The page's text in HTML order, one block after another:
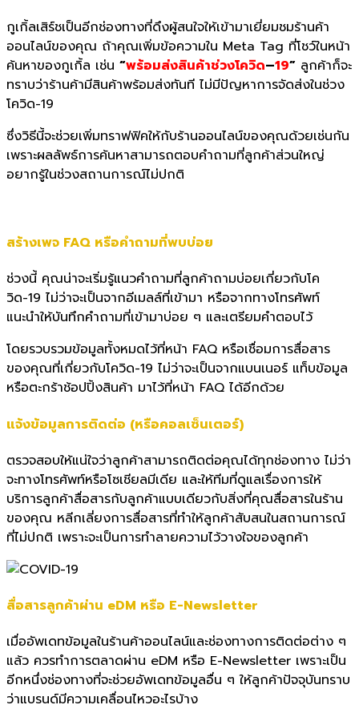
กูเกิ้ลเสิร์ชเป็นอีกช่องทางที่ดึงผู้สนใจให้เข้ามาเยี่ยมชมร้านค้า
ออนไลน์ของคุณ ถ้าคุณเพิ่มข้อความใน Meta Tag ที่โชว์ในหน้า
ค้นหาของกูเกิ้ล เช่น “พร้อมส่งสินค้าช่วงโควิด–19” ลูกค้าก็จะ
ทราบว่าร้านค้ามีสินค้าพร้อมส่งทันที ไม่มีปัญหาการจัดส่งในช่วง
โควิด-19
ซึ่งวิธีนี้จะช่วยเพิ่มทราฟฟิคให้กับร้านออนไลน์ของคุณด้วยเช่นกัน
เพราะผลลัพธ์การค้นหาสามารถตอบคำถามที่ลูกค้าส่วนใหญ่
อยากรู้ในช่วงสถานการณ์ไม่ปกติ
สร้างเพจ FAQ หรือคำถามที่พบบ่อย
ช่วงนี้ คุณน่าจะเริ่มรู้แนวคำถามที่ลูกค้าถามบ่อยเกี่ยวกับโค
วิด-19 ไม่ว่าจะเป็นจากอีเมลล์ที่เข้ามา หรือจากทางโทรศัพท์
แนะนำให้บันทึกคำถามที่เข้ามาบ่อย ๆ และเตรียมคำตอบไว้
โดยรวบรวมข้อมูลทั้งหมดไว้ที่หน้า FAQ หรือเชื่อมการสื่อสาร
ของคุณที่เกี่ยวกับโควิด-19 ไม่ว่าจะเป็นจากแบนเนอร์ แท็บข้อมูล
หรือตะกร้าช้อปปิ้งสินค้า มาไว้ที่หน้า FAQ ได้อีกด้วย
แจ้งข้อมูลการติดต่อ (หรือคอลเซ็นเตอร์)
ตรวจสอบให้แน่ใจว่าลูกค้าสามารถติดต่อคุณได้ทุกช่องทาง ไม่ว่า
จะทางโทรศัพท์หรือโซเชียลมีเดีย และให้ทีมที่ดูแลเรื่องการให้
บริการลูกค้าสื่อสารกับลูกค้าแบบเดียวกับสิ่งที่คุณสื่อสารในร้าน
ของคุณ หลีกเลี่ยงการสื่อสารที่ทำให้ลูกค้าสับสนในสถานการณ์
ที่ไม่ปกติ เพราะจะเป็นการทำลายความไว้วางใจของลูกค้า
สื่อสารลูกค้าผ่าน eDM หรือ E-Newsletter
เมื่ออัพเดทข้อมูลในร้านค้าออนไลน์และช่องทางการติดต่อต่าง ๆ
แล้ว ควรทำการตลาดผ่าน eDM หรือ E-Newsletter เพราะเป็น
อีกหนึ่งช่องทางที่จะช่วยอัพเดทข้อมูลอื่น ๆ ให้ลูกค้าปัจจุบันทราบ
ว่าแบรนด์มีความเคลื่อนไหวอะไรบ้าง